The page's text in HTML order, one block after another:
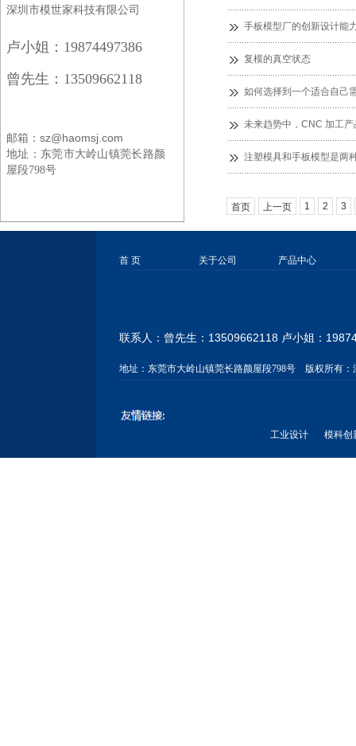
深圳市模世家科技有限公司
卢小姐：19874497386
曾先生：13509662118
邮箱：sz@haomsj.com
地址： 东莞市大岭山镇莞长路颜
屋段798号
手板模型厂的创新设计能
复模的真空状态
如何选择到一个适合自己
未来趋势中，CNC 加工
注塑模具和手板模型是两
首页 上一页 1 2 3
首 页 关于公司 产品中心
联系人：曾先生：13509662118 卢小姐：
地址： 东莞市大岭山镇莞长路颜屋段798号 版权所有：
工业设计 模科创